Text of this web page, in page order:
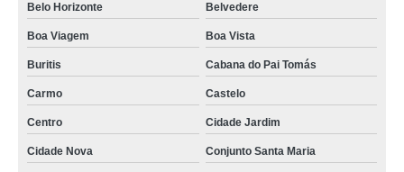
onde fazer pgr ambiental Cabana do Pai Tomás
onde fazer pgr medicina do trabalho Salgado filho
pgr e pcmso Santo Antônio
pgr esocial Mantiqueira
pgr segurança Barro Preto
Belo Horizonte Belvedere
Boa Viagem Boa Vista
Buritis Cabana do Pai Tomás
Carmo Castelo
Centro Cidade Jardim
Cidade Nova Conjunto Santa Maria